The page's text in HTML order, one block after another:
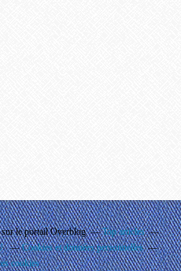
sur le portail Overblog
Top articles
Cookies et données personnelles
cookies